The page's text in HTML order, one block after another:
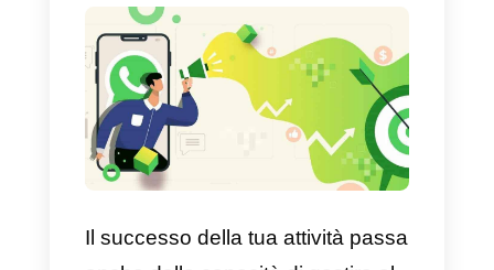
WhatsApp